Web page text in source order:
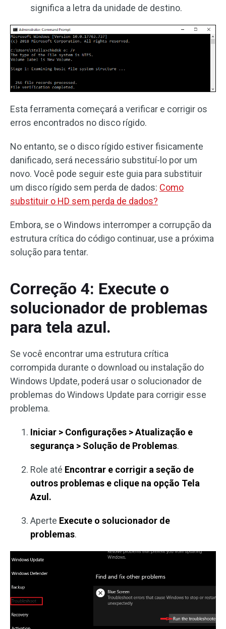
significa a letra da unidade de destino.
Esta ferramenta começará a verificar e corrigir os
erros encontrados no disco rígido.
No entanto, se o disco rígido estiver fisicamente
danificado, será necessário substituí-lo por um
novo. Você pode seguir este guia para substituir
um disco rígido sem perda de dados: Como
substituir o HD sem perda de dados?
Embora, se o Windows interromper a corrupção da
estrutura crítica do código continuar, use a próxima
solução para tentar.
Correção 4: Execute o
solucionador de problemas
para tela azul.
Se você encontrar uma estrutura crítica
corrompida durante o download ou instalação do
Windows Update, poderá usar o solucionador de
problemas do Windows Update para corrigir esse
problema.
Iniciar > Configurações > Atualização e
segurança > Solução de Problemas.
Role até Encontrar e corrigir a seção de
outros problemas e clique na opção Tela
Azul.
Aperte Execute o solucionador de
problemas.